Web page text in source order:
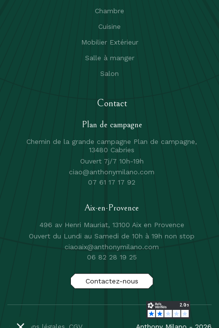
Chambre
Cuisine
Mobilier Extérieur
Salle à manger
Salon
Contact
Plan de campagne
Chemin de la grande campagne Plan de campagne,
13480 Cabries
Ouvert 7j/7 10h-19h
ciao@anthonymilano.com
07 61 17 17 92
Aix-en-Provence
496 av Henri Mauriat, 13100 Aix en Provence
Ouvert du Lundi au Samedi de 10h à 19h non stop
ciaoaix@anthonymilano.com
06 82 28 19 25
Contactez-nous